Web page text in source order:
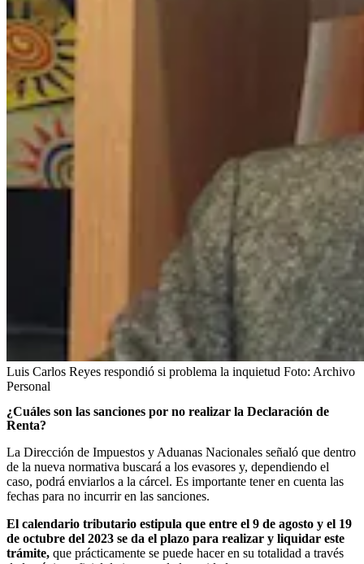
Luis Carlos Reyes respondió si problema la inquietud Foto: Archivo
Personal
¿Cuáles son las sanciones por no realizar la Declaración de
Renta?
La Dirección de Impuestos y Aduanas Nacionales señaló que dentro
de la nueva normativa buscará a los evasores y, dependiendo el
caso, podrá enviarlos a la cárcel. Es importante tener en cuenta las
fechas para no incurrir en las sanciones.
El calendario tributario estipula que entre el 9 de agosto y el 19
de octubre del 2023 se da el plazo para realizar y liquidar este
trámite, que prácticamente se puede hacer en su totalidad a través